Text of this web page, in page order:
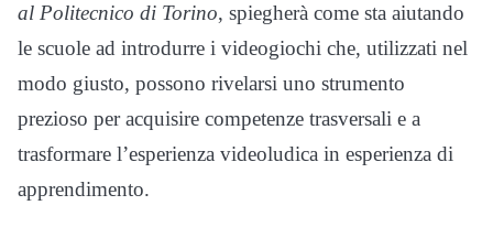
al Politecnico di Torino, spiegherà come sta aiutando
le scuole ad introdurre i videogiochi che, utilizzati nel
modo giusto, possono rivelarsi uno strumento
prezioso per acquisire competenze trasversali e a
trasformare l’esperienza videoludica in esperienza di
apprendimento.